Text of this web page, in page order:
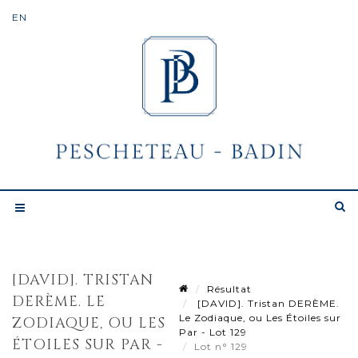
[DAVID]. TRISTAN
DERÈME. LE
ZODIAQUE, OU LES
ÉTOILES SUR PAR -
Résultat
[DAVID]. Tristan DERÈME.
Le Zodiaque, ou Les Étoiles sur
Par - Lot 129
Lot n° 129